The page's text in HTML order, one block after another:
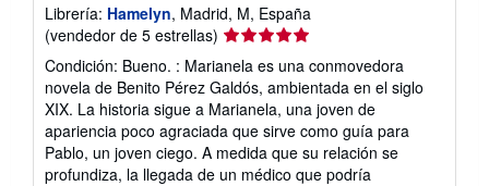
Librería: Hamelyn, Madrid, M, España
(vendedor de 5 estrellas) Calificación
vendedor:
5
de
5
estrellas
Condición: Bueno. : Marianela es una conmovedora
novela de Benito Pérez Galdós, ambientada en el siglo
XIX. La historia sigue a Marianela, una joven de
apariencia poco agraciada que sirve como guía para
Pablo, un joven ciego. A medida que su relación se
profundiza, la llegada de un médico que podría